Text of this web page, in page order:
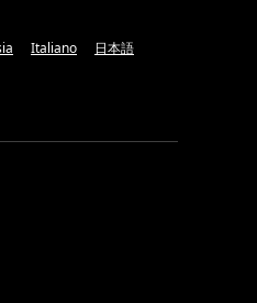
Italiano 日本語